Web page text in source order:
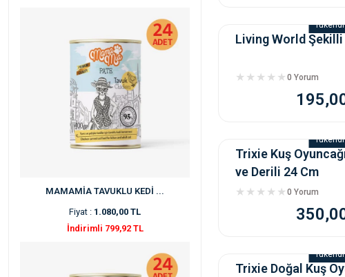
MAMAMİA TAVUKLU KEDİ ...
Fiyat : 1.080,00 TL
İndirimli 799,92 TL
Tükendi
Living World Şekilli
0 Yorum
Tükendi
Trixie Kuş
ve Derili 24 Cm
0 Yorum
Tükendi
Trixie Doğal Kuş